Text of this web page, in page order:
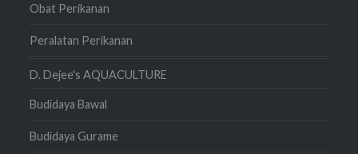
Obat Perikanan
Peralatan Perikanan
D. Dejee's AQUACULTURE
Budidaya Bawal
Budidaya Gurame